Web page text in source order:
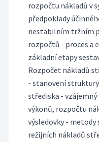
rozpočtu nákladů v
předpoklady
nestabilním tržním
rozpočtů - proces a
základní etapy
Rozpočet nákladů
- stanovení
střediska -
výkonů, rozpočtu
výsledovky -
režijních nákladů